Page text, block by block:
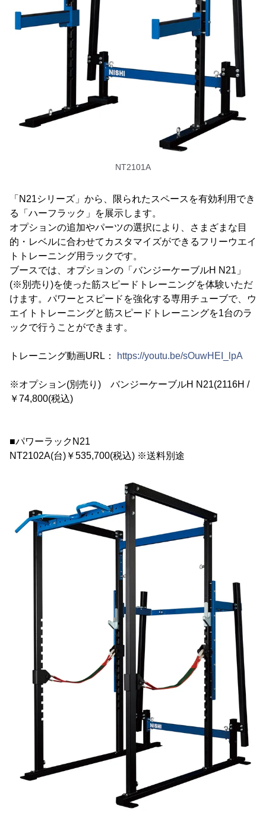
NT2101A
「N21シリーズ」から、限られたスペースを有効利用でき
る「ハーフラック」を展示します。
オプションの追加やパーツの選択により、さまざまな目
的・レベルに合わせてカスタマイズができるフリーウエイ
トトレーニング用ラックです。
ブースでは、オプションの「バンジーケーブルH N21」
(※別売り)を使った筋スピードトレーニングを体験いただ
けます。パワーとスピードを強化する専用チューブで、ウ
エイトトレーニングと筋スピードトレーニングを1台のラ
ックで行うことができます。
トレーニング動画URL： https://youtu.be/sOuwHEI_lpA
※オプション(別売り) バンジーケーブルH N21(2116H /
￥74,800(税込)
■パワーラックN21
NT2102A(台)￥535,700(税込) ※送料別途